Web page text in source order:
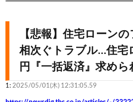
【悲報】住宅ローン
相次ぐトラブル…住宅
円『一括返済』求めら
1: 2025/05/01(木) 12:31:05.59